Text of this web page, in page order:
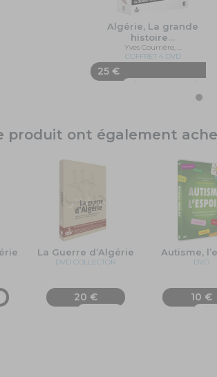
Algérie, La grande
histoire…
Yves Courrière, …
COFFRET 4 DVD
25 €
Ajouter au panier
produit ont également
La Guerre d’Algérie
DVD COLLECTOR
20 €
Ajouter
Autisme,
DVD
10 €